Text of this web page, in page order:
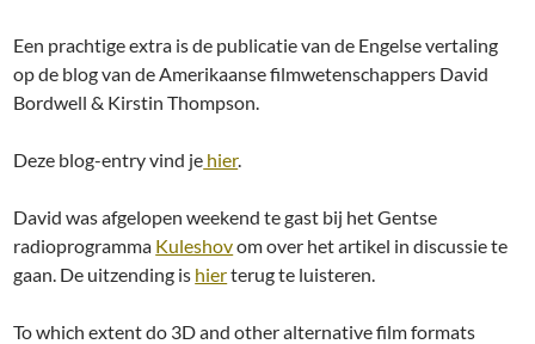
Een prachtige extra is de publicatie van de Engelse vertaling
op de blog van de Amerikaanse filmwetenschappers David
Bordwell & Kirstin Thompson.
Deze blog-entry vind je hier.
David was afgelopen weekend te gast bij het Gentse
radioprogramma Kuleshovom over het artikel in discussie te
gaan. De uitzending is hierterug te luisteren.
To which extent do 3D and other alternative film formats